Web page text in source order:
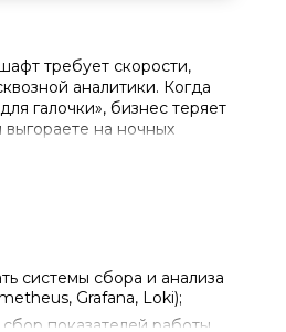
требует скорости,
аналитики. Когда
галочки», бизнес теряет
выгораете на ночных
работы в консоли
проведете на практическом
системы сбора и анализа
Grafana, Loki);
сбор показателей работы